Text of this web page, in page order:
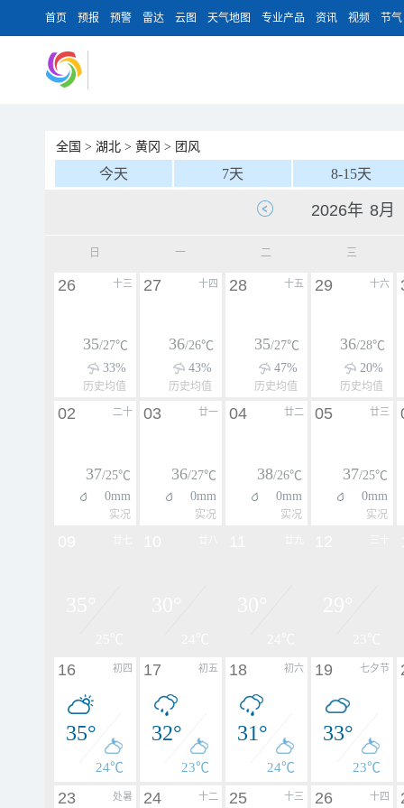
首页 预报 预警 雷达 云图 天气地图 专业产品 资讯 视频 节气
全国 > 湖北 > 黄冈 > 团风
今天 7天 8-15天
日 一 二 三
十三
26
35/27℃
33%
历史均值
十四
27
36/26℃
43%
历史均值
十五
28
35/27℃
47%
历史均值
十六
29
36/28℃
20%
历史均值
二十
02
37/25℃
0mm
实况
廿一
03
36/27℃
0mm
实况
廿二
04
38/26℃
0mm
实况
廿三
05
37/25℃
0mm
实况
初四
16
35°
24℃
初五
17
32°
23℃
初六
18
31°
24℃
七夕节
19
33°
23℃
处暑
23 十二
24 十三
25 十四
26